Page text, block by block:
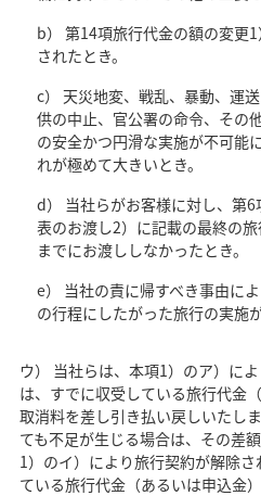
b） 第14項旅行代金の額の変更
されたとき。
c） 天災地変、戦乱、暴動、運
供の中止、官公署の命令、その
の安全かつ円滑な実施が不可能
れが極めて大きいとき。
d） 当社らがお客様に対し、第
表のお渡し2）に記載の最終の
までにお渡ししなかったとき。
e） 当社の責に帰すべき事由に
の行程にしたがった旅行の実施
ウ） 当社らは、本項1）のア）に
は、すでに収受している旅行代金
取消料を差し引き払い戻しいたし
ても不足が生じる場合は、その差
1）のイ）により旅行契約が解除
ている旅行代金（あるいは申込金